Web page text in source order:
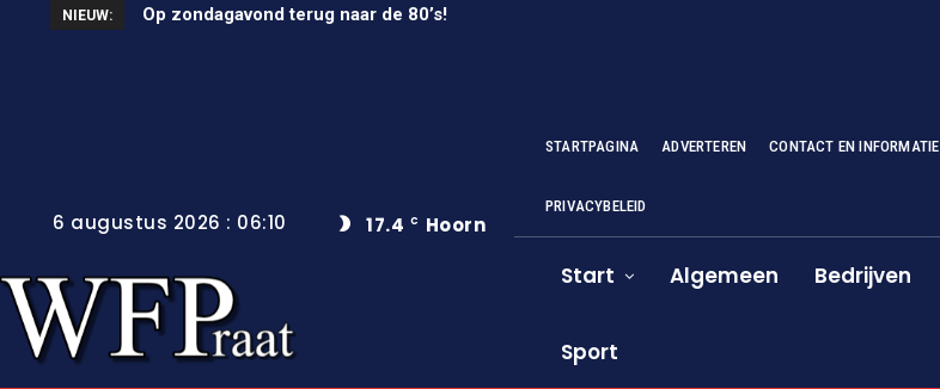
NIEUW: Op zondagavond terug naar de 80’s!
Unieke wielerkoers in Wervershoof
17.4 C Hoorn
6 augustus 2026 : 06:10
STARTPAGINA ADVERTEREN CONTACT EN INFORMATIE
PRIVACYBELEID
Start Algemeen Bedrijven
Sport